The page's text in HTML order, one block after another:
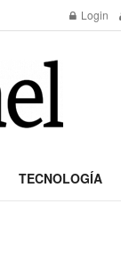
Login
TECNOLOGÍA